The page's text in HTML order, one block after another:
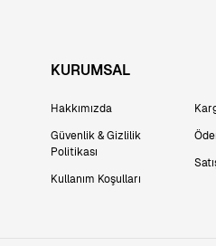
KURUMSAL
Hakkımızda
Güvenlik & Gizlilik
Politikası
Kullanım Koşulları